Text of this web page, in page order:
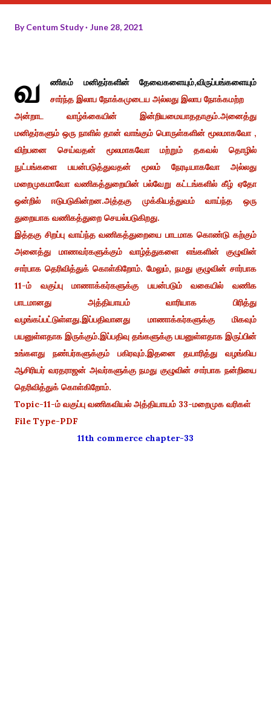
ByCentum Study June 28, 2021
வ
ணிகம் மனிதர்களின் தேவைகளையும்,விருப்பங்களையும்
சார்ந்த இலாப நோக்கமுடைய அல்லது இலாப நோக்கமற்ற
அன்றாட வாழ்க்கையின் இன்றியமையாததாகும்.அனைத்து
மனிதர்களும் ஒரு நாளில் தான் வாங்கும் பொருள்களின் மூலமாகவோ ,
விற்பனை செய்வதன் மூலமாகவோ மற்றும் தகவல் தொழில்
நுட்பங்களை பயன்படுத்துவதன் மூலம் நேரடியாகவோ அல்லது
மறைமுகமாவோ வணிகத்துறையின் பல்வேறு கட்டங்களில் கீழ் ஏதோ
ஒன்றில் ஈடுபடுகின்றன.அத்தகு முக்கியத்துவம் வாய்ந்த ஒரு
துறையாக வணிகத்துறை செயல்படுகிறது.
இத்தகு சிறப்பு வாய்ந்த வணிகத்துறையை பாடமாக கொண்டு கற்கும்
அனைத்து மாணவர்களுக்கும் வாழ்த்துகளை எங்களின் குழுவின்
சார்பாக தெரிவித்துக் கொள்கிறோம். மேலும், நமது குழுவின் சார்பாக
11-ம் வகுப்பு மாணாக்கர்களுக்கு பயன்படும் வகையில் வணிக
பாடமானது அத்தியாயம் வாரியாக பிரித்து
வழங்கப்பட்டுள்ளது.இப்பதிவானது மாணாக்கர்களுக்கு மிகவும்
பயனுள்ளதாக இருக்கும்.இப்பதிவு தங்களுக்கு பயனுள்ளதாக இருப்பின்
உங்களது நண்பர்களுக்கும் பகிரவும்.இதனை தயாரித்து வழங்கிய
ஆசிரியர் வரதராஜன் அவர்களுக்கு நமது குழுவின் சார்பாக நன்றியை
தெரிவித்துக் கொள்கிறோம்.
Topic-11-ம் வகுப்பு வணிகவியல் அத்தியாயம் 33-மறைமுக வரிகள்
File Type-PDF
11th commerce chapter-33